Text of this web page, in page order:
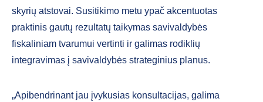
skyrių atstovai. Susitikimo metu ypač akcentuotas
praktinis gautų rezultatų taikymas savivaldybės
fiskaliniam tvarumui vertinti ir galimas rodiklių
integravimas į savivaldybės strateginius planus.
„Apibendrinant jau įvykusias konsultacijas, galima